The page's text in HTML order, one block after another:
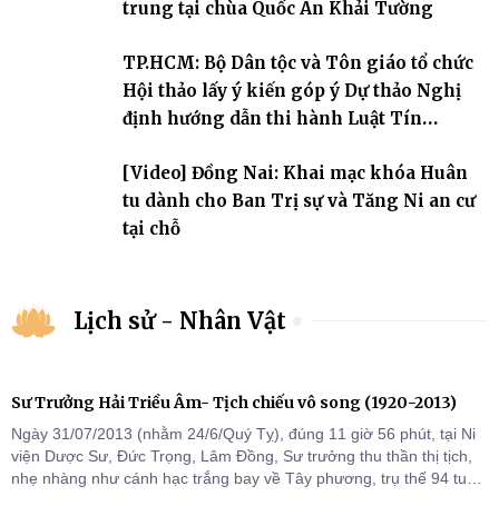
trung tại chùa Quốc Ân Khải Tường
TP.HCM: Bộ Dân tộc và Tôn giáo tổ chức
Hội thảo lấy ý kiến góp ý Dự thảo Nghị
định hướng dẫn thi hành Luật Tín
[Video] Đồng Nai: Khai mạc khóa Huân
tu dành cho Ban Trị sự và Tăng Ni an cư
tại chỗ
Lịch sử - Nhân Vật
Sư Trưởng Hải Triều Âm- Tịch chiếu vô song (1920-2013)
Ngày 31/07/2013 (nhằm 24/6/Quý Tỵ), đúng 11 giờ 56 phút, tại Ni
viện Dược Sư, Đức Trọng, Lâm Đồng, Sư trưởng thu thần thị tịch,
nhẹ nhàng như cánh hạc trắng bay về Tây phương, trụ thế 94 tuổi